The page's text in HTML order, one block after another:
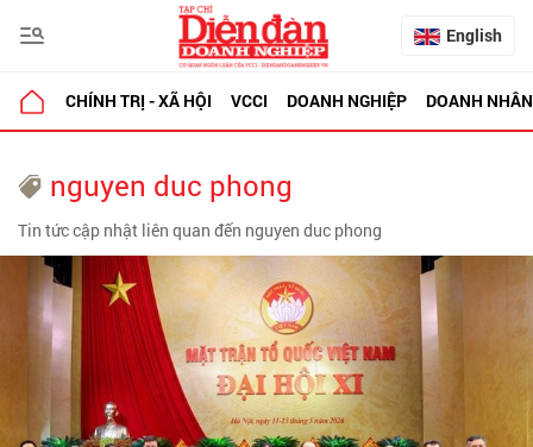
English
CHÍNH TRỊ - XÃ HỘI VCCI DOANH NGHIỆP DOANH NHÂN
nguyen duc phong
Tin tức cập nhật liên quan đến nguyen duc phong